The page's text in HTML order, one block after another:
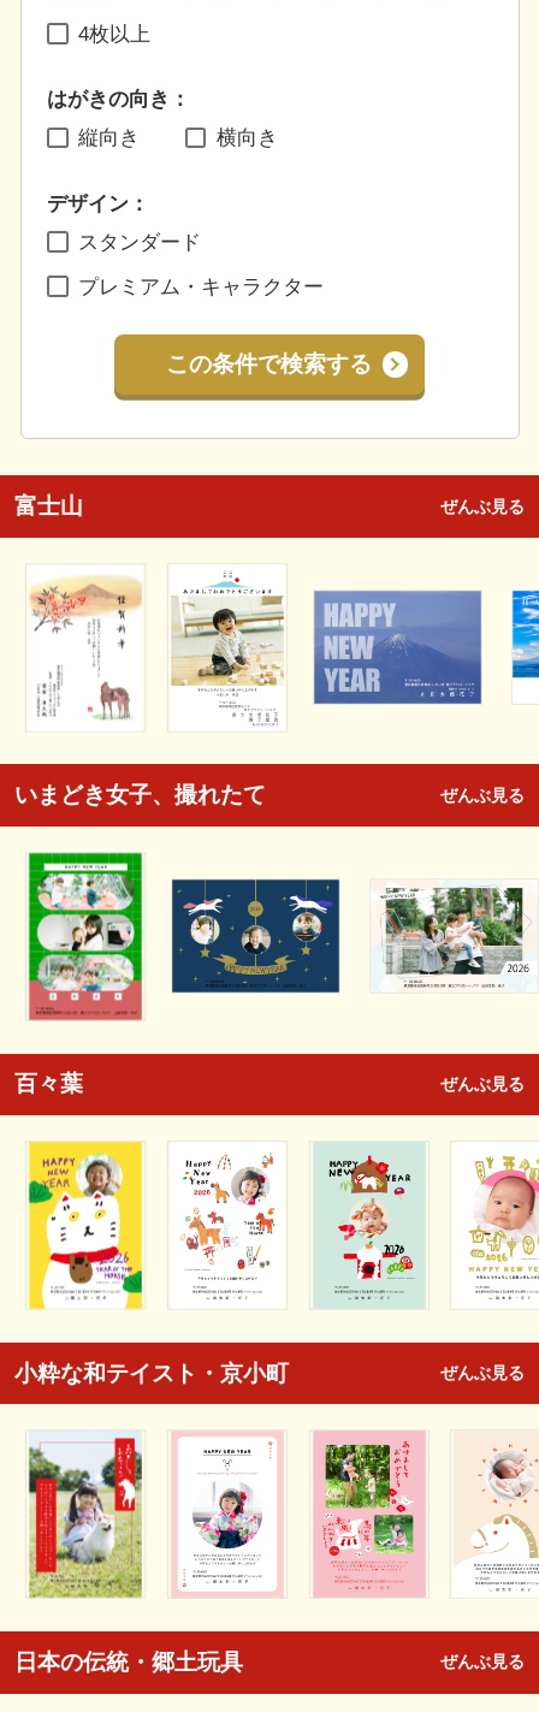
4枚以上
はがきの向き：
縦向き
横向き
デザイン：
スタンダード
プレミアム・キャラクター
この条件で検索する
富士山 ぜんぶ見る
いまどき女子、撮れたて ぜんぶ見る
百々葉 ぜんぶ見る
小粋な和テイスト・京小町 ぜんぶ見る
日本の伝統・郷土玩具 ぜんぶ見る